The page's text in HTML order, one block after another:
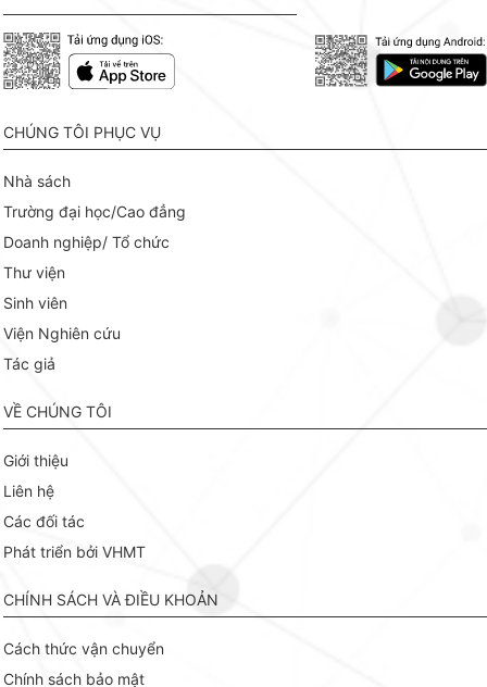
CHÚNG TÔI PHỤC VỤ
Nhà sách
Trường đại học/Cao đẳng
Doanh nghiệp/ Tổ chức
Thư viện
Sinh viên
Viện Nghiên cứu
Tác giả
VỀ CHÚNG TÔI
Giới thiệu
Liên hệ
Các đối tác
Phát triển bởi VHMT
CHÍNH SÁCH VÀ ĐIỀU KHOẢN
Cách thức vận chuyển
Chính sách bảo mật